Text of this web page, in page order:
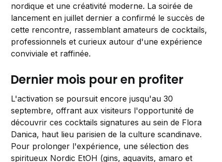
nordique et une créativité moderne. La soirée de
lancement en juillet dernier a confirmé le succès de
cette rencontre, rassemblant amateurs de cocktails,
professionnels et curieux autour d'une expérience
conviviale et raffinée.
Dernier mois pour en profiter
L'activation se poursuit encore jusqu'au 30
septembre, offrant aux visiteurs l'opportunité de
découvrir ces cocktails signatures au sein de Flora
Danica, haut lieu parisien de la culture scandinave.
Pour prolonger l'expérience, une sélection des
spiritueux Nordic EtOH (gins, aquavits, amaro et